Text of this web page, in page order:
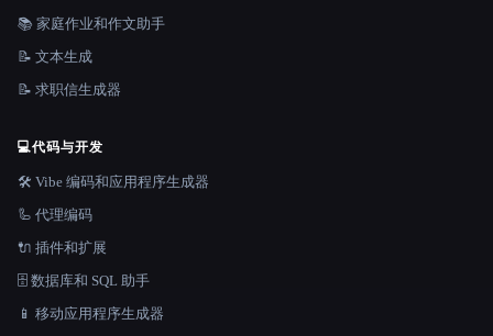
📚 家庭作业和作文助手
📝 文本生成
📝 求职信生成器
💻代码与开发
🛠️ Vibe 编码和应用程序生成器
🦾 代理编码
🔌 插件和扩展
🗄️ 数据库和 SQL 助手
📱 移动应用程序生成器